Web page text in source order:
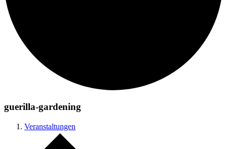
guerilla-gardening
Veranstaltungen